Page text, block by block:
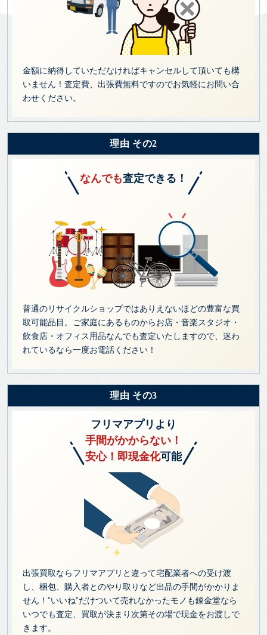
金額に納得していただなければキャンセルして頂いても構
いません！査定費、出張費無料ですのでお気軽にお問い合
わせください。
理由 その2
なんでも査定できる！
普通のリサイクルショップではありえないほどの豊富な買
取可能品目。ご家庭にあるものからお店・音楽スタジオ・
飲食店・オフィス用品なんでも査定いたしますので、迷わ
れているなら一度お電話ください！
理由 その3
フリマアプリより
手間がかからない！
安心！即現金化可能
出張買取ならフリマアプリと違って宅配業者への受け渡
し、梱包、購入者とのやり取りなど出品の手間がかかりま
せん！”いいね”だけついて売れなかったモノも錬金堂なら
いつでも査定、買取が決まり次第その場で現金をお渡しで
きます。